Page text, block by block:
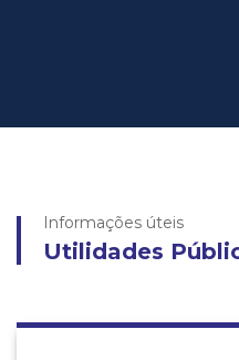
Informações úteis
Utilidades